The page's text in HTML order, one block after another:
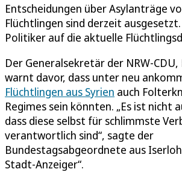
Entscheidungen über Asylanträge
Flüchtlingen sind derzeit ausgesetzt.
Politiker auf die aktuelle
Der Generalsekretär der NRW-CDU,
warnt davor, dass unter neu
Flüchtlingen aus Syrien auch
Regimes sein könnten. „Es ist nicht
dass diese selbst für schlimmste
verantwortlich sind“, sagte der
Bundestagsabgeordnete aus
Stadt-Anzeiger“.